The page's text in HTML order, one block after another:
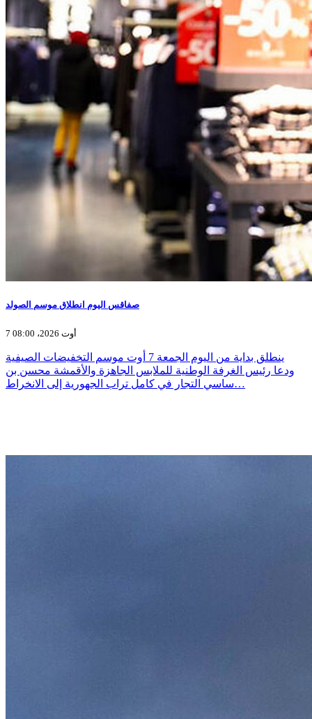
صفاقس اليوم انطلاق موسم الصولد
7 أوت 2026، 08:00
ينطلق بداية من اليوم الجمعة 7 أوت موسم التخفيضات الصيفية
ودعا رئيس الغرفة الوطنية للملابس الجاهزة والأقمشة محسن بن
ساسي التجار في كامل تراب الجهورية إلى الانخراط…